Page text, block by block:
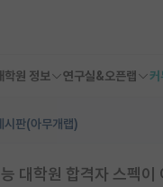
학원 정보 연구실&오픈랩 커
시판(아무개랩)
대학원 합격자 스펙이